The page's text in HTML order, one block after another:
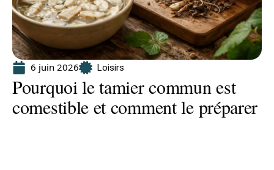
6 juin 2026 Loisirs
Pourquoi le tamier commun est
comestible et comment le préparer